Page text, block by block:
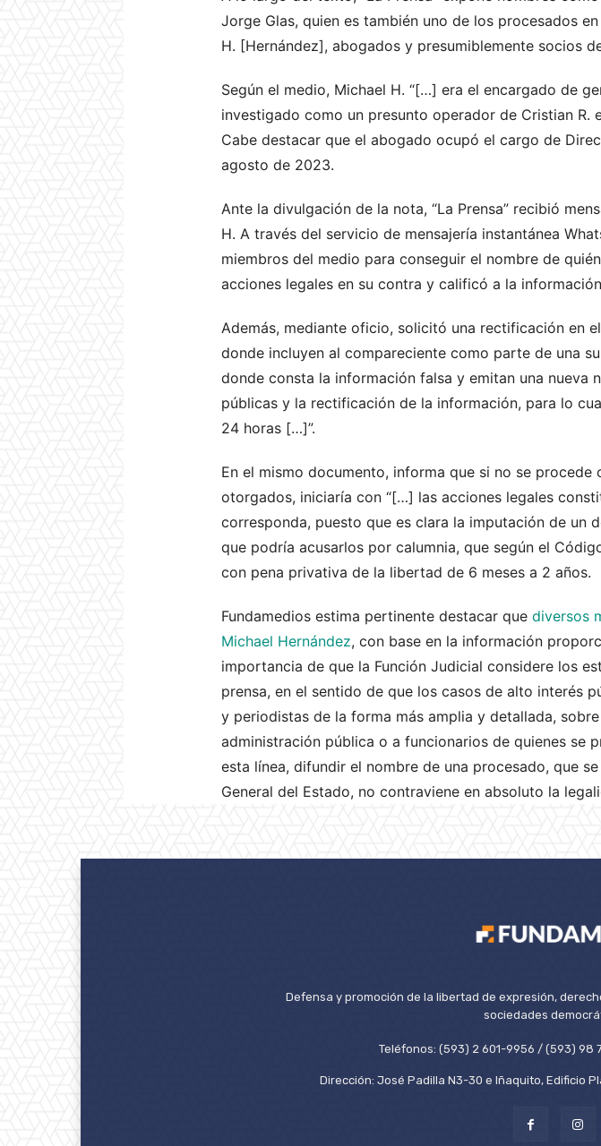
Jorge Glas, quien es también uno de los procesados
H. [Hernández], abogados y presumiblemente socios
Según el medio, Michael H. “[…] era el encargado de
investigado como un presunto operador de Cristian R.
Cabe destacar que el abogado ocupó el cargo de
agosto de 2023.
Ante la divulgación de la nota, “La Prensa” recibió
H. A través del servicio de mensajería instantánea
miembros del medio para conseguir el nombre de
acciones legales en su contra y calificó a la
Además, mediante oficio, solicitó una rectificación en
donde incluyen al compareciente como parte de una
donde consta la información falsa y emitan una
públicas y la rectificación de la información, para lo
24 horas […]”.
En el mismo documento, informa que si no se
otorgados, iniciaría con “[…] las acciones legales
corresponda, puesto que es clara la imputación de un
que podría acusarlos por calumnia, que según el
con pena privativa de la libertad de 6 meses a 2 años.
Fundamedios estima pertinente destacar que diversos
Michael Hernández, con base en la información
importancia de que la Función Judicial considere los
prensa, en el sentido de que los casos de alto interés
y periodistas de la forma más amplia y detallada,
administración pública o a funcionarios de quienes se
esta línea, difundir el nombre de una procesado, que
General del Estado, no contraviene en absoluto la
Defensa y promoción de la libertad de expresión,
sociedades
Teléfonos: (593) 2 601-9956 / (593) 98
Dirección: José Padilla N3-30 e Iñaquito, Edificio